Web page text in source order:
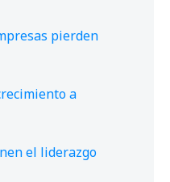
pierden
a
el liderazgo